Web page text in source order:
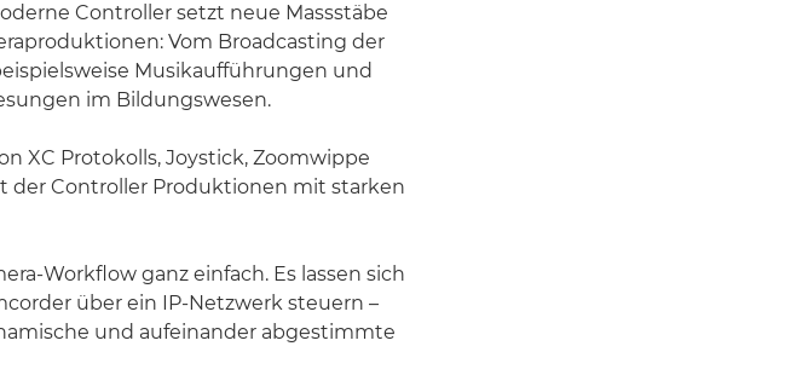
Controller setzt neue Massstäbe
Vom Broadcasting der
Musikaufführungen und
im Bildungswesen.
XC Protokolls, Joystick, Zoomwippe
der Controller Produktionen mit starken
Workflow ganz einfach. Es lassen sich
über ein IP-Netzwerk steuern –
und aufeinander abgestimmte